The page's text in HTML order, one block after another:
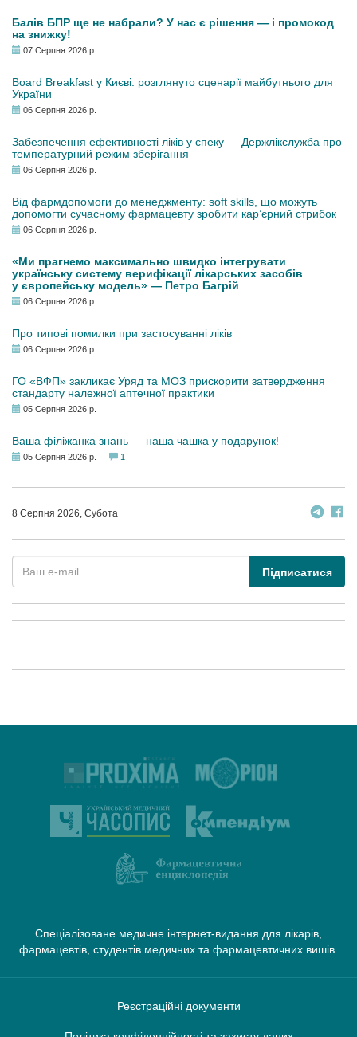
Балів БПР ще не набрали? У нас є рішення — і промокод
на знижку!
07 Серпня 2026 р.
Board Breakfast у Києві: розглянуто сценарії майбутнього для
України
06 Серпня 2026 р.
Забезпечення ефективності ліків у спеку — Держлікслужба про
температурний режим зберігання
06 Серпня 2026 р.
Від фармдопомоги до менеджменту: soft skills, що можуть
допомогти сучасному фармацевту зробити кар’єрний стрибок
06 Серпня 2026 р.
«Ми прагнемо максимально швидко інтегрувати
українську систему верифікації лікарських засобів
у європейську модель» — Петро Багрій
06 Серпня 2026 р.
Про типові помилки при застосуванні ліків
06 Серпня 2026 р.
ГО «ВФП» закликає Уряд та МОЗ прискорити затвердження
стандарту належної аптечної практики
05 Серпня 2026 р.
Ваша філіжанка знань — наша чашка у подарунок!
05 Серпня 2026 р. 1
8 Серпня 2026, Субота
Підписатися
Спеціалізоване медичне інтернет-видання для лікарів,
фармацевтів, студентів медичних та фармацевтичних вишів.
Реєстраційні документи